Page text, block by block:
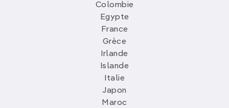
Colombie
Egypte
France
Grèce
Irlande
Islande
Italie
Japon
Maroc